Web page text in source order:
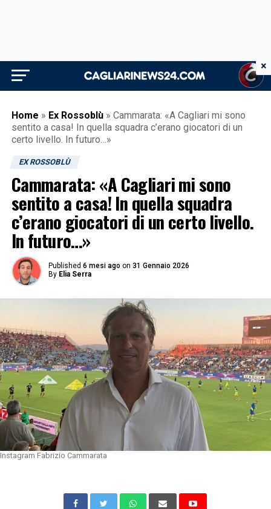
Home » Ex Rossoblù » Cammarata: «A Cagliari mi sono
sentito a casa! In quella squadra c’erano giocatori di un
certo livello. In futuro…»
EX ROSSOBLÙ
Cammarata: «A Cagliari mi sono
sentito a casa! In quella squadra
c’erano giocatori di un certo livello.
In futuro…»
Published 6 mesi ago on 31 Gennaio 2026
By Elia Serra
Instagram Fabrizio Cammarata
×